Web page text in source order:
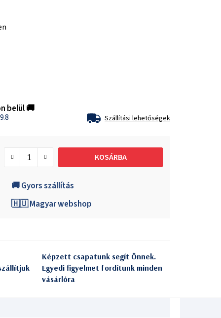
belül 🚚
Szállítási lehetőségek
KOSÁRBA
🚚 Gyors szállítás
🇭🇺 Magyar webshop
Képzett csapatunk segít Önnek.
Egyedi figyelmet fordítunk minden
vásárlóra